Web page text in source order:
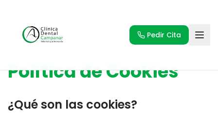
Pedir Cita
Política de Cookies
¿Qué son las cookies?